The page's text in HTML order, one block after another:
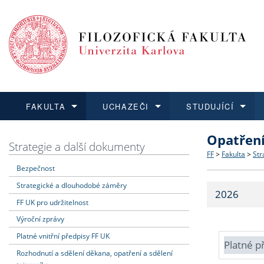
FAKULTA
Dozvědět se více
Struktura
Strategie
Fakultní
UCHAZEČI
Podat přihlášku
Co
Učitelské
STUDUJÍCÍ
Dozvědět se více
Dozvědět se více
O vědě a
Dozvědět se více
Aktuální
Strategie a další dokumenty
Bezpečnost
Strategické a dlouhodobé záměry
FF UK pro udržitelnost
Výroční zprávy
Platné vnitřní předpisy FF UK
Rozhodnutí a sdělení děkana, opatření a sdělení
FF > Fakulta >
2026
Platné